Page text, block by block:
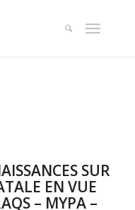
SUR
EN VUE
– MYPA –